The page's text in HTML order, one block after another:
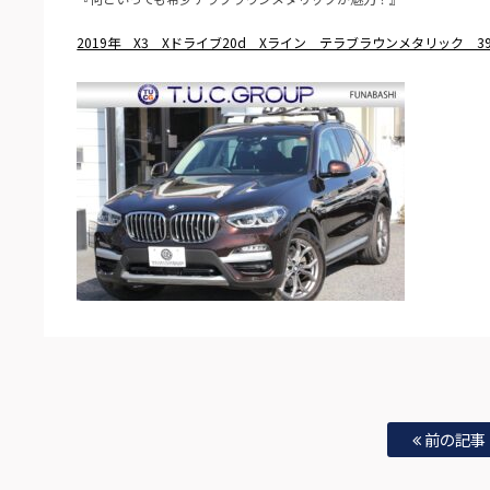
2019年 X3 Xドライブ20d Xライン テラブラウンメタリック
前の記事